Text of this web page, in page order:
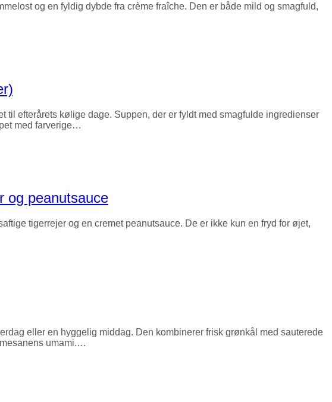
og en fyldig dybde fra crème fraîche. Den er både mild og smagfuld,
efterårets kølige dage. Suppen, der er fyldt med smagfulde ingredienser
med farverige…
og peanutsauce
tigerrejer og en cremet peanutsauce. De er ikke kun en fryd for øjet,
eller en hyggelig middag. Den kombinerer frisk grønkål med sauterede
umami.…